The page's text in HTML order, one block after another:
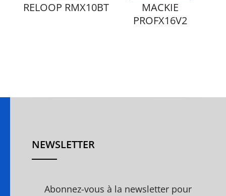
RELOOP RMX10BT
MACKIE
PROFX16V2
NEWSLETTER
Abonnez-vous à la newsletter pour